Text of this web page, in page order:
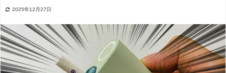
2025年12月27日